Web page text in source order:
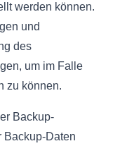
werden können.
und
des
um im Falle
zu können.
Backup-
Backup-Daten